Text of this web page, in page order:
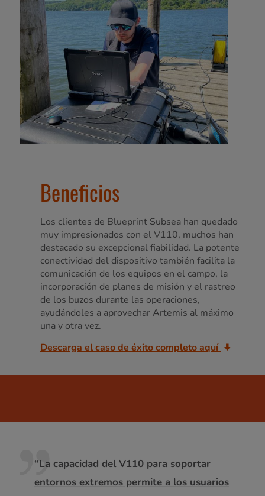
Beneficios
Los clientes de Blueprint Subsea han quedado
muy impresionados con el V110, muchos han
destacado su excepcional fiabilidad. La potente
conectividad del dispositivo también facilita la
comunicación de los equipos en el campo, la
incorporación de planes de misión y el rastreo
de los buzos durante las operaciones,
ayudándoles a aprovechar Artemis al máximo
una y otra vez.
Descarga el caso de éxito completo aquí
“La capacidad del V110 para soportar
entornos extremos permite a los usuarios